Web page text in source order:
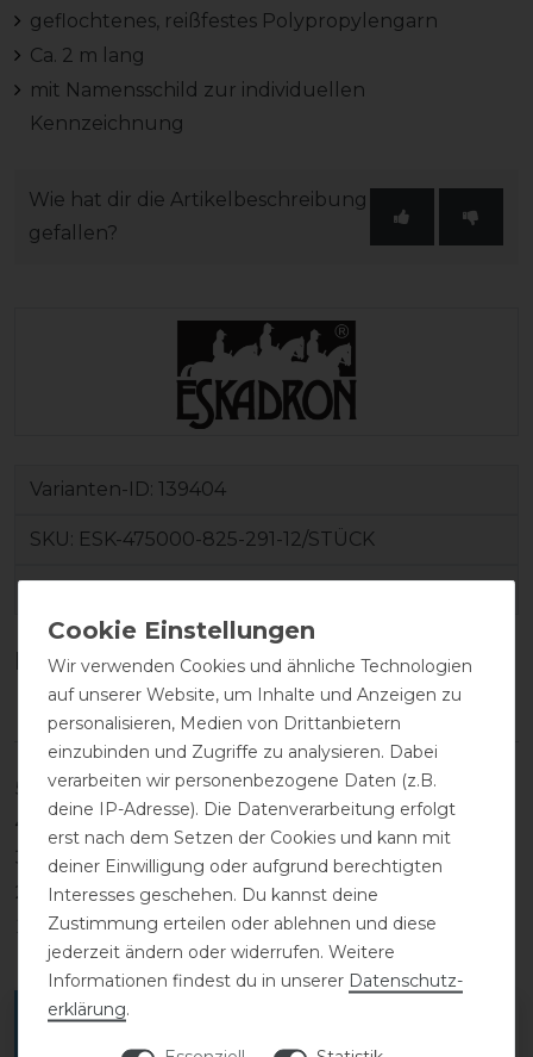
geflochtenes, reißfestes Polypropylengarn
Ca. 2 m lang
mit Namensschild zur individuellen
Kennzeichnung
Wie hat dir die Artikelbeschreibung
gefallen?
Varianten-ID: 139404
SKU: ESK-475000-825-291-12/STÜCK
Kundenrezensionen (0)
5
0
4
3
0
2
0
1
0
Melde dich an, um eine Kundenrezension zu
Wir verwenden Cookies und ähnliche Technologien
auf unserer Website, um Inhalte und Anzeigen zu
personalisieren, Medien von Drittanbietern
einzubinden und Zugriffe zu analysieren. Dabei
verarbeiten wir personenbezogene Daten (z.B.
deine IP-Adresse). Die Datenverarbeitung erfolgt
erst nach dem Setzen der Cookies und kann mit
deiner Einwilligung oder aufgrund berechtigten
Interesses geschehen. Du kannst deine
Zustimmung erteilen oder ablehnen und diese
jederzeit ändern oder widerrufen. Weitere
Informationen findest du in unserer Daten­schutz­
erklärung.